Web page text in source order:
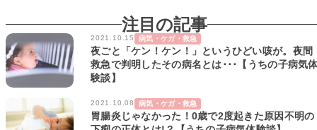
注目の記事
2021.10.15 病気・ケガ・救急
夜ごと「ケン！ケン！」というひどい咳が。夜間
救急で判明したその病名とは･･･【うちの子病気
験談】
2021.10.08 病気・ケガ・救急
胃腸炎じゃなかった！0歳で2度起きた原因不明の